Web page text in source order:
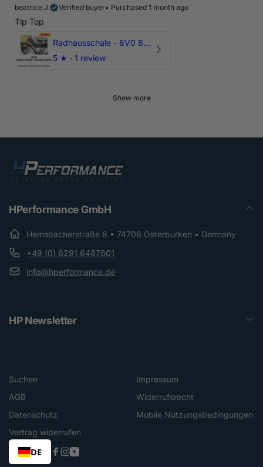
beatrice J.
Verified buyer• Purchased 1 month ago
Tip Top
Radhausschale - 8V0 821 191 C - Original Ersatzteil für Audi RS3 Sportback
5 ★ · 1 review
Show more
HPerformance GmbH
Hemsbacherstraße 8 • 74706 Osterburken • Germany
+49 (0) 6291 6487601
info@hperformance.de
HP Newsletter
Suchen
Impressum
AGB
Widerrufsrecht
Datenschutz
Mobile Nutzungsbedingungen
Vertrag widerrufen
DE
Facebook
Instagram
YouTube